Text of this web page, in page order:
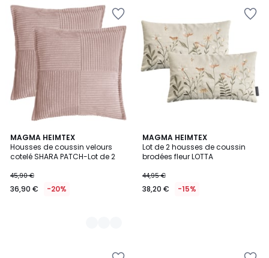
MAGMA HEIMTEX
Housses de coussin velours
cotelé SHARA PATCH-Lot de 2
45,90 €
36,90 € -20%
6
Couleurs
MAGMA HEIMTEX
Lot de 2 housses de coussin
brodées fleur LOTTA
44,95 €
38,20 € -15%